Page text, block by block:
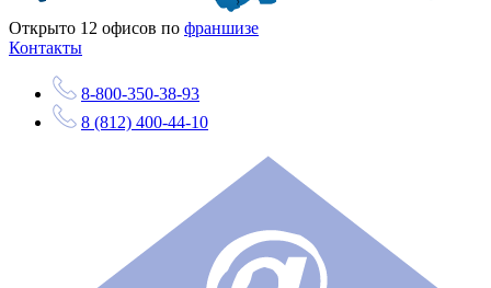
Открыто 12 офисов по франшизе
Контакты
8-800-350-38-93
8 (812) 400-44-10